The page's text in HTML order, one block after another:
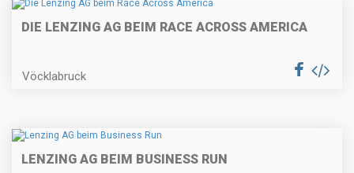
DIE LENZING AG BEIM RACE ACROSS AMERICA
Vöcklabruck
LENZING AG BEIM BUSINESS RUN